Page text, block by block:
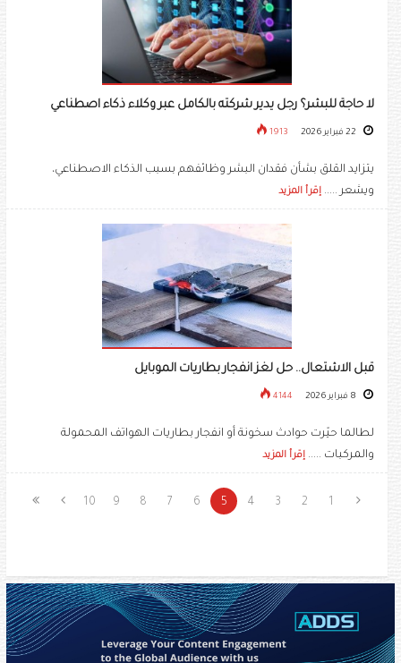
لا حاجة للبشر؟ رجل يدير شركته بالكامل عبر وكلاء ذكاء اصطناعي
1913
يتزايد القلق بشأن فقدان البشر وظائفهم بسبب الذكاء الاصطناعي،
ويشعر ..... إقرأ المزيد
قبل الاشتعال.. حل لغز انفجار بطاريات الموبايل
4144
لطالما حيّرت حوادث سخونة أو انفجار بطاريات الهواتف المحمولة
والمركبات ..... إقرأ المزيد
1
2
3
4
5
6
7
8
9
10